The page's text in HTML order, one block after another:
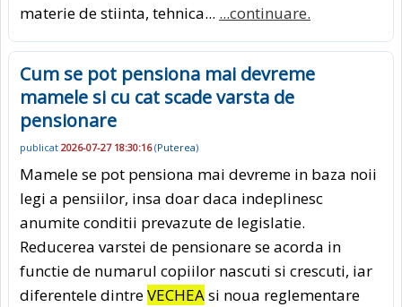
materie de stiinta, tehnica... ...continuare.
Cum se pot pensiona mai devreme
mamele si cu cat scade varsta de
pensionare
publicat 2026-07-27 18:30:16(Puterea)
Mamele se pot pensiona mai devreme in baza noii
legi a pensiilor, insa doar daca indeplinesc
anumite conditii prevazute de legislatie.
Reducerea varstei de pensionare se acorda in
functie de numarul copiilor nascuti si crescuti, iar
diferentele dintreVECHEAsi noua reglementare